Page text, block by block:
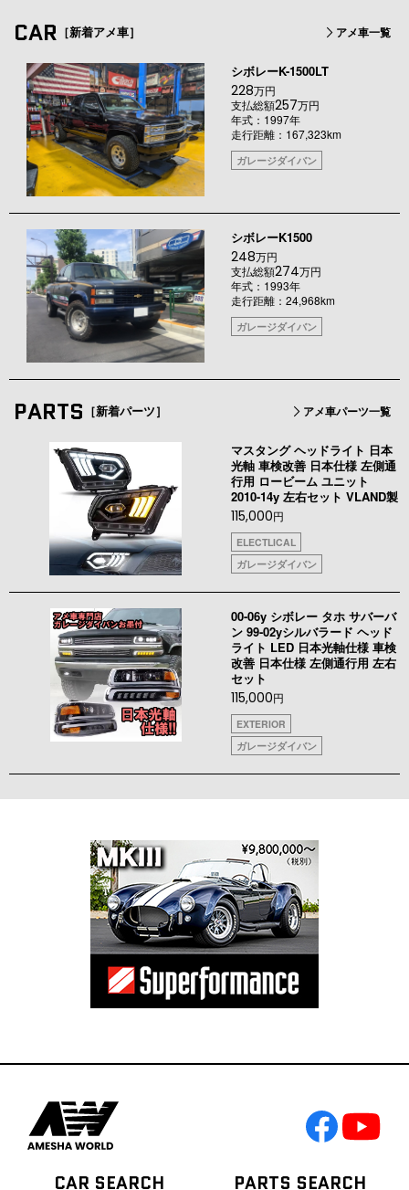
CAR ［新着アメ車］ アメ車一覧
シボレーK-1500LT
228万円
支払総額257万円
年式：1997年
走行距離：167,323km
ガレージダイバン
シボレーK1500
248万円
支払総額274万円
年式：1993年
走行距離：24,968km
ガレージダイバン
PARTS ［新着パーツ］ アメ車パーツ一覧
マスタング ヘッドライト 日本
光軸 車検改善 日本仕様 左側通
行用 ロービーム ユニット
2010-14y 左右セット VLAND製
115,000円
ELECTLICAL
ガレージダイバン
00-06y シボレー タホ サバーバ
ン 99-02yシルバラード ヘッド
ライト LED 日本光軸仕様 車検
改善 日本仕様 左側通行用 左右
セット
115,000円
EXTERIOR
ガレージダイバン
CAR SEARCH PARTS SEARCH